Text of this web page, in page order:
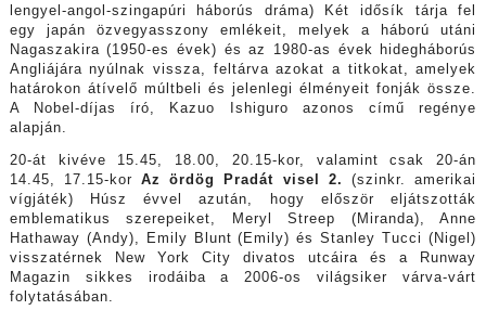
lengyel-angol-szingapúri háborús dráma) Két idősík tárja fel
egy japán özvegyasszony emlékeit, melyek a háború utáni
Nagaszakira (1950-es évek) és az 1980-as évek hidegháborús
Angliájára nyúlnak vissza, feltárva azokat a titkokat, amelyek
határokon átívelő múltbeli és jelenlegi élményeit fonják össze.
A Nobel-díjas író, Kazuo Ishiguro azonos című regénye
alapján.
20-át kivéve 15.45, 18.00, 20.15-kor, valamint csak 20-án
14.45, 17.15-korAz ördög Pradát visel 2. (szinkr. amerikai
vígjáték) Húsz évvel azután, hogy először eljátszották
emblematikus szerepeiket, Meryl Streep (Miranda), Anne
Hathaway (Andy), Emily Blunt (Emily) és Stanley Tucci (Nigel)
visszatérnek New York City divatos utcáira és a Runway
Magazin sikkes irodáiba a 2006-os világsiker várva-várt
folytatásában.